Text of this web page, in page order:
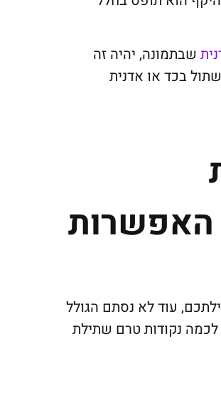
שבתמונה, יהיה זה
בכד או אדנית
האפשרות
עוד לא נסתם הגולל
נקודות טרם שתילת